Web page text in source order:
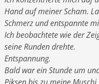
Hand auf meiner Scham.
Schmerz und entspannte
Ich beobachtete wie der
seine Runden drehte.
Entspannung.
Bald war ein Stunde um